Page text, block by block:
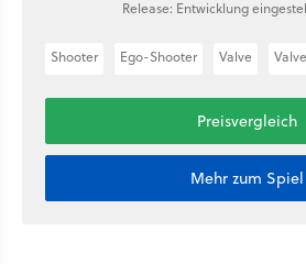
Release: Entwicklung
Shooter Ego-Shooter Valve Valve
Preisvergleich
Mehr zum Spiel